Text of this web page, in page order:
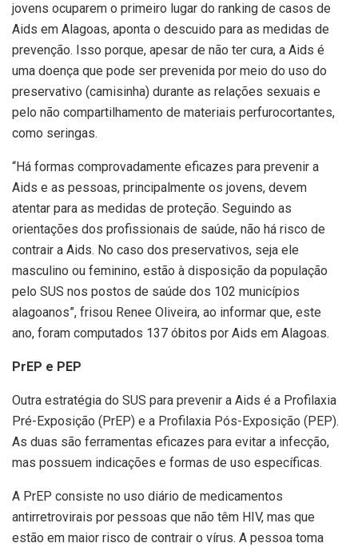
jovens ocuparem o primeiro lugar do ranking de casos de
Aids em Alagoas, aponta o descuido para as medidas de
prevenção. Isso porque, apesar de não ter cura, a Aids é
uma doença que pode ser prevenida por meio do uso do
preservativo (camisinha) durante as relações sexuais e
pelo não compartilhamento de materiais perfurocortantes,
como seringas.
“Há formas comprovadamente eficazes para prevenir a
Aids e as pessoas, principalmente os jovens, devem
atentar para as medidas de proteção. Seguindo as
orientações dos profissionais de saúde, não há risco de
contrair a Aids. No caso dos preservativos, seja ele
masculino ou feminino, estão à disposição da população
pelo SUS nos postos de saúde dos 102 municípios
alagoanos”, frisou Renee Oliveira, ao informar que, este
ano, foram computados 137 óbitos por Aids em Alagoas.
PrEP e PEP
Outra estratégia do SUS para prevenir a Aids é a Profilaxia
Pré-Exposição (PrEP) e a Profilaxia Pós-Exposição (PEP).
As duas são ferramentas eficazes para evitar a infecção,
mas possuem indicações e formas de uso específicas.
A PrEP consiste no uso diário de medicamentos
antirretrovirais por pessoas que não têm HIV, mas que
estão em maior risco de contrair o vírus. A pessoa toma